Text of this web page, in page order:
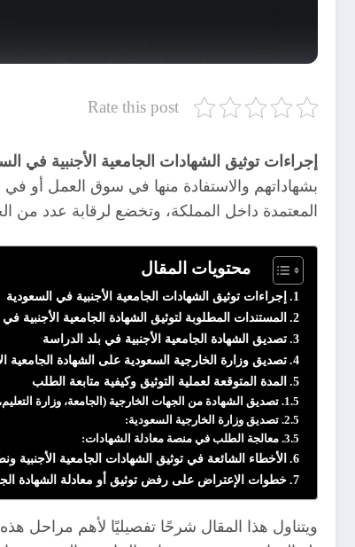
Rate this post
إجراءات توثيق الشهادات الجامعية الأجنبية في
بشهاداتهم والاستفادة منها في سوق العمل أو في
المعتمدة داخل المملكة، وتخضع لرقابة عدد من
محتويات المقال
إجراءات توثيق الشهادات الجامعية الأجنبية في السعودية
المستندات المطلوبة لتوثيق الشهادة الجامعية الأجنبية
تصديق الشهادة الجامعية الأجنبية في بلد الدراسة
تصديق وزارة الخارجية السعودية على الشهادة الجامعية
المدة المتوقعة لعملية التوثيق وكيفية متابعة الطلب
تصديق الشهادة من الجهات الخارجية (الجامعة، وزارة
تصديق وزارة الخارجية السعودية:
معالجة الطلب في منصة معادلة الشهادات:
الأخطاء الشائعة في توثيق الشهادات الجامعية الأجنبية
خطوات الإعتراض على رفض توثيق أو معادلة الشهادة
ويتناول هذا المقال شرحًا تفصيليًا لأهم مراحل